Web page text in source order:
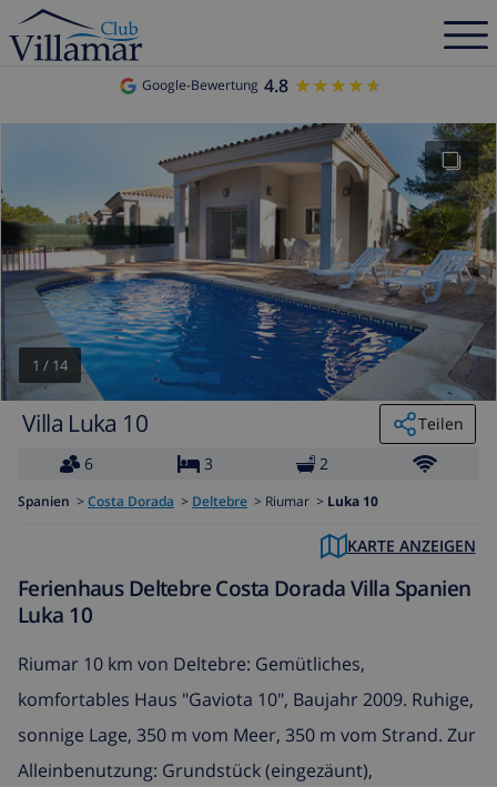
Google-Bewertung 4.8 ★★★★★
★★★★★
1 / 14
Villa Luka 10
Teilen
6
3 2
Spanien > Costa Dorada > Deltebre > Riumar > Luka 10
KARTE ANZEIGEN
Ferienhaus Deltebre Costa Dorada Villa Spanien
Luka 10
Riumar 10 km von Deltebre: Gemütliches,
komfortables Haus "Gaviota 10", Baujahr 2009. Ruhige,
sonnige Lage, 350 m vom Meer, 350 m vom Strand. Zur
Alleinbenutzung: Grundstück (eingezäunt),